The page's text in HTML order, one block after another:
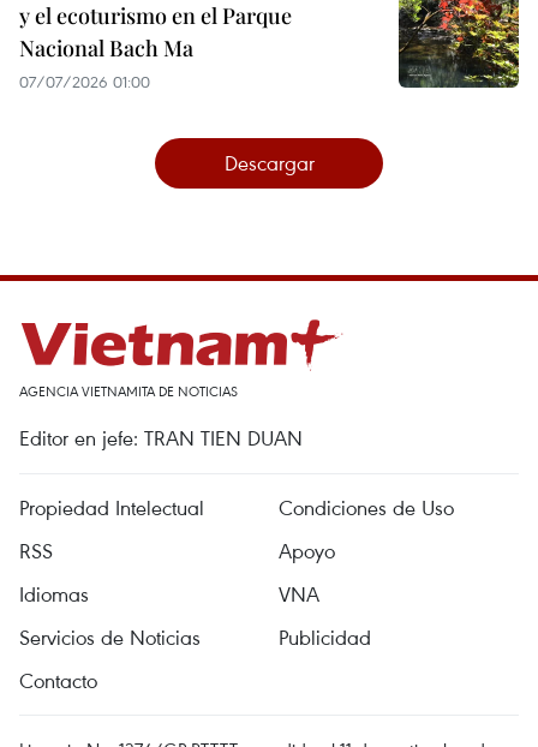
y el ecoturismo en el Parque
Nacional Bach Ma
07/07/2026 01:00
Descargar
AGENCIA VIETNAMITA DE NOTICIAS
Editor en jefe: TRAN TIEN DUAN
Propiedad Intelectual
Condiciones de Uso
RSS
Apoyo
Idiomas
VNA
Servicios de Noticias
Publicidad
Contacto